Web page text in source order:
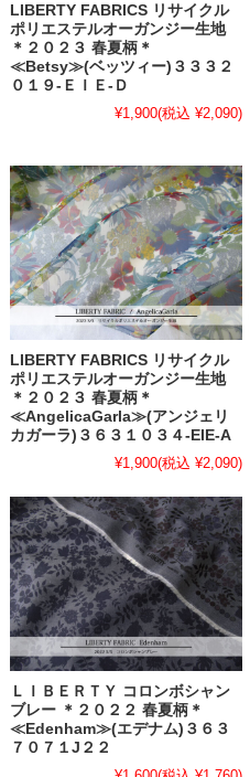
LIBERTY FABRICS リサイクル
ポリエステルオーガンジー生地
＊２０２３ 春夏柄＊
≪Betsy≫(ベッツィー)３３３２
０１９-ＥＩＥ-Ｄ
¥1,900(税込 ¥2,090)
LIBERTY FABRICS リサイクル
ポリエステルオーガンジー生地
＊２０２３ 春夏柄＊
≪AngelicaGarla≫(アンジェリ
カガーラ)３６３１０３４-EIE-A
¥1,900(税込 ¥2,090)
ＬＩＢＥＲＴＹ コロンボシャン
ブレー ＊２０２２ 春夏柄＊
≪Edenham≫(エデナム)３６３
７０７１J２２